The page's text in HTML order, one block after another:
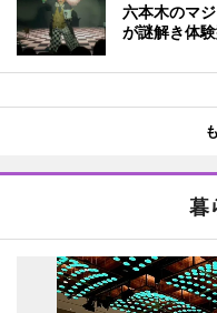
六本木のマ
が謎解き体
暮